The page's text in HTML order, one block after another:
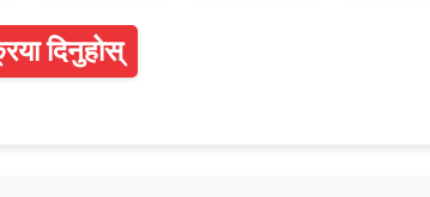
दिनुहोस्